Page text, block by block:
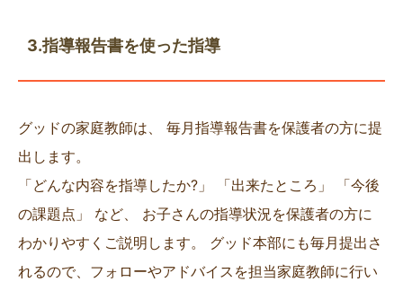
3.指導報告書を使った指導
グッドの家庭教師は、 毎月指導報告書を保護者の方に提
出します。
「どんな内容を指導したか?」 「出来たところ」 「今後
の課題点」 など、 お子さんの指導状況を保護者の方に
わかりやすくご説明します。 グッド本部にも毎月提出さ
れるので、フォローやアドバイスを担当家庭教師に行い